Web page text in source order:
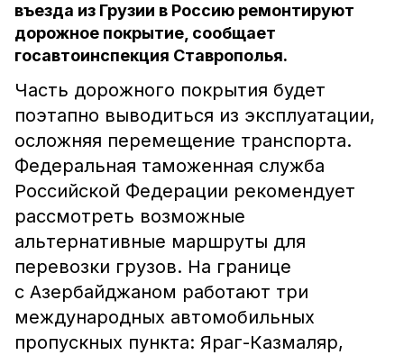
въезда из Грузии в Россию ремонтируют
дорожное покрытие, сообщает
госавтоинспекция Ставрополья.
Часть дорожного покрытия будет
поэтапно выводиться из эксплуатации,
осложняя перемещение транспорта.
Федеральная таможенная служба
Российской Федерации рекомендует
рассмотреть возможные
альтернативные маршруты для
перевозки грузов. На границе
с Азербайджаном работают три
международных автомобильных
пропускных пункта: Яраг-Казмаляр,